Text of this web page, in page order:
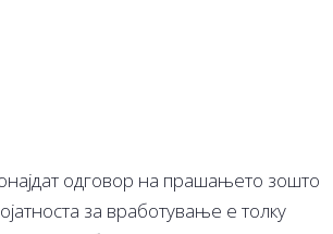
одговор на прашањето зошто
за вработување е толку